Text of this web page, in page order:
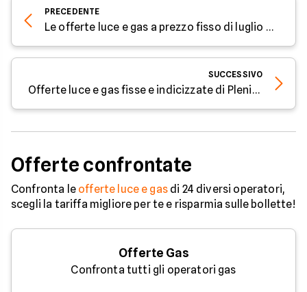
PRECEDENTE
Le offerte luce e gas a prezzo fisso di luglio 2025
SUCCESSIVO
Offerte luce e gas fisse e indicizzate di Plenitude a luglio 2025
Offerte confrontate
Confronta le offerte luce e gasdi 24 diversi operatori,
scegli la tariffa migliore per te e risparmia sulle bollette!
Offerte Gas
Confronta tutti gli operatori gas